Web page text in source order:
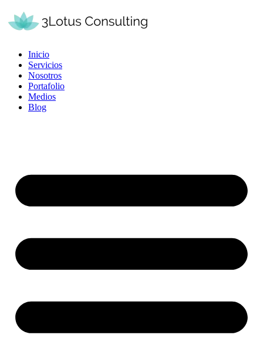
Inicio
Servicios
Nosotros
Portafolio
Medios
Blog